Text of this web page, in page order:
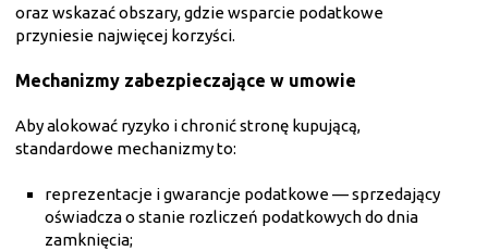
oraz wskazać obszary, gdzie wsparcie podatkowe
przyniesie najwięcej korzyści.
Mechanizmy zabezpieczające w umowie
Aby alokować ryzyko i chronić stronę kupującą,
standardowe mechanizmy to:
reprezentacje i gwarancje podatkowe — sprzedający
oświadcza o stanie rozliczeń podatkowych do dnia
zamknięcia;